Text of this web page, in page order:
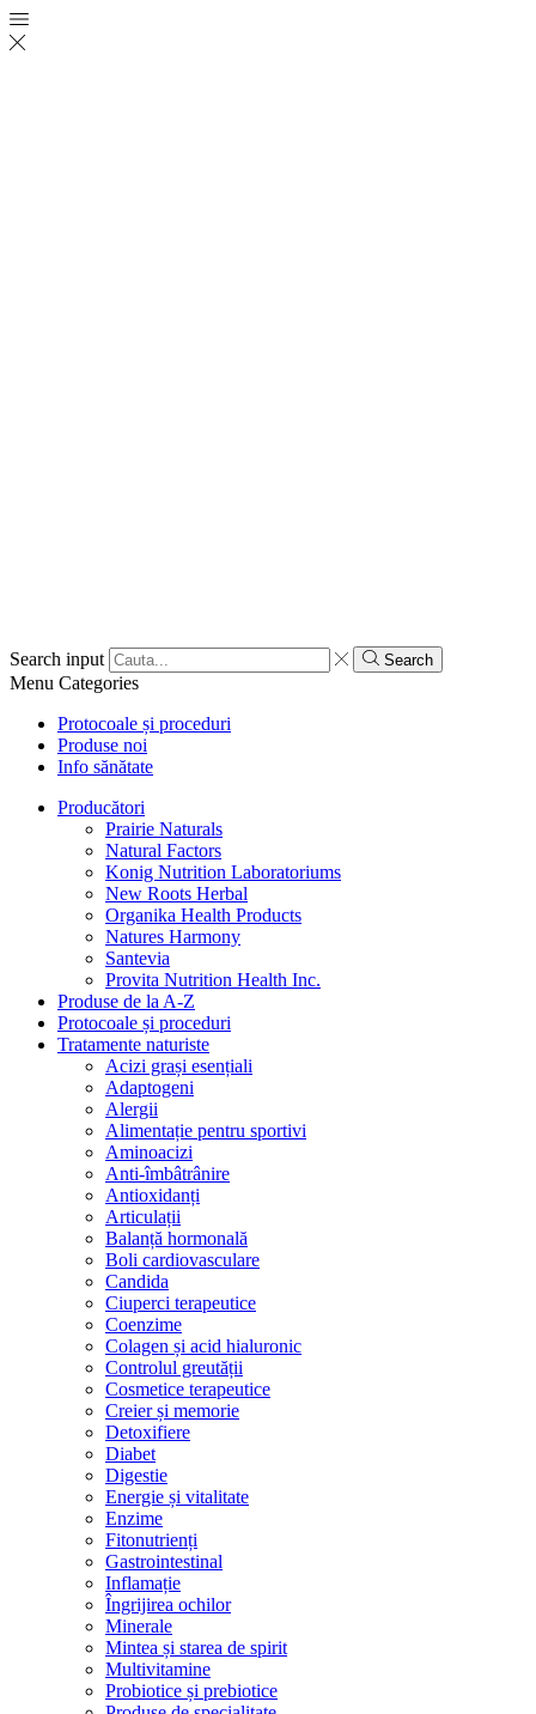
Search input Search
Menu Categories
Protocoale și proceduri
Produse noi
Info sănătate
Producători
Prairie Naturals
Natural Factors
Konig Nutrition Laboratoriums
New Roots Herbal
Organika Health Products
Natures Harmony
Santevia
Provita Nutrition Health Inc.
Produse de la A-Z
Protocoale și proceduri
Tratamente naturiste
Acizi grași esențiali
Adaptogeni
Alergii
Alimentație pentru sportivi
Aminoacizi
Anti-îmbâtrânire
Antioxidanți
Articulații
Balanță hormonală
Boli cardiovasculare
Candida
Ciuperci terapeutice
Coenzime
Colagen și acid hialuronic
Controlul greutății
Cosmetice terapeutice
Creier și memorie
Detoxifiere
Diabet
Digestie
Energie și vitalitate
Enzime
Fitonutrienți
Gastrointestinal
Inflamație
Îngrijirea ochilor
Minerale
Mintea și starea de spirit
Multivitamine
Probiotice și prebiotice